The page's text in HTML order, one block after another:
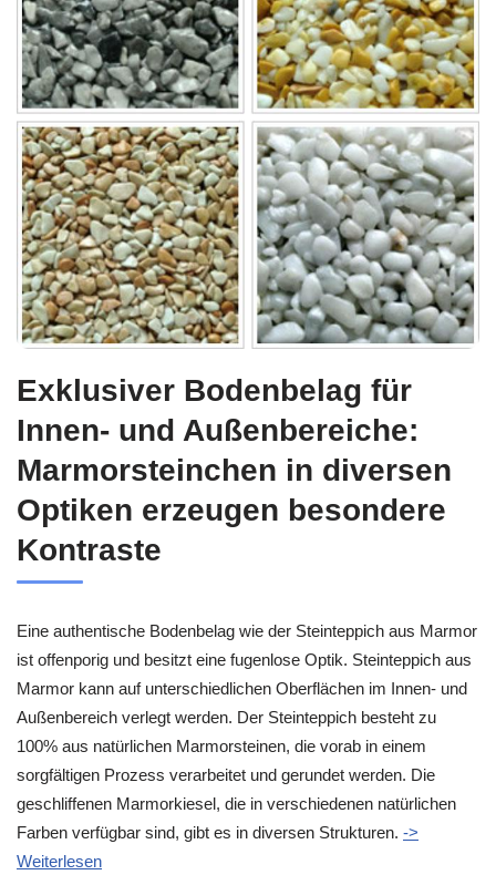
Exklusiver Bodenbelag für
Innen- und Außenbereiche:
Marmorsteinchen in diversen
Optiken erzeugen besondere
Kontraste
Eine authentische Bodenbelag wie der Steinteppich aus Marmor
ist offenporig und besitzt eine fugenlose Optik. Steinteppich aus
Marmor kann auf unterschiedlichen Oberflächen im Innen- und
Außenbereich verlegt werden. Der Steinteppich besteht zu
100% aus natürlichen Marmorsteinen, die vorab in einem
sorgfältigen Prozess verarbeitet und gerundet werden. Die
geschliffenen Marmorkiesel, die in verschiedenen natürlichen
Farben verfügbar sind, gibt es in diversen Strukturen. ->
Weiterlesen